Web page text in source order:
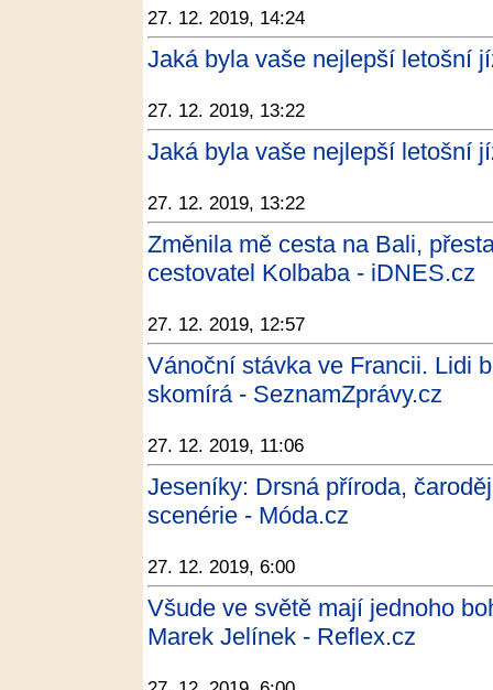
27. 12. 2019, 14:24
Jaká byla vaše nejlepší letošní
27. 12. 2019, 13:22
Jaká byla vaše nejlepší letošní
27. 12. 2019, 13:22
Změnila mě cesta na Bali,
cestovatel Kolbaba - iDNES.cz
27. 12. 2019, 12:57
Vánoční stávka ve Francii. Lidi
skomírá - SeznamZprávy.cz
27. 12. 2019, 11:06
Jeseníky: Drsná příroda,
scenérie - Móda.cz
27. 12. 2019, 6:00
Všude ve světě mají jednoho
Marek Jelínek - Reflex.cz